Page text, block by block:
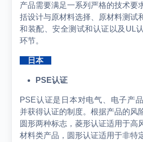
产品需要满足一系列严格的技术要
括设计与原材料选择、原材料测试
和装配、安全测试和认证以及UL
环节。
日本
PSE认证
PSE认证是日本对电气、电子产
并获得认证的制度。根据产品的风
圆形两种标志，菱形认证适用于高
材料类产品，圆形认证适用于非特